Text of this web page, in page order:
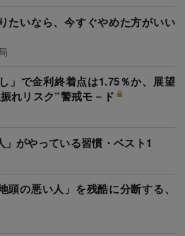
たいなら、今すぐやめた方がいい
」で金利終着点は1.75％か、展望
れリスク”警戒モ－ド
」がやっている習慣・ベスト1
頭の悪い人」を残酷に分断する、